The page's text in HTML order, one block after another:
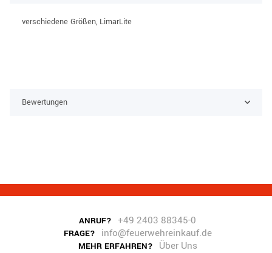
verschiedene Größen, LimarLite
Bewertungen
ANRUF? +49 2403 88345-0
FRAGE? info@feuerwehreinkauf.de
MEHR ERFAHREN? Über Uns